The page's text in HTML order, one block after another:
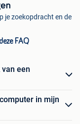
je zoekopdracht en de
FAQ
een
in mijn